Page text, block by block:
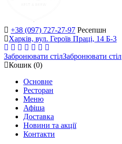
+38 (097) 727-27-97 Ресепшн
Харків, вул. Героїв Праці, 14 Б-3
Забронювати стілЗабронювати стіл
Кошик (0)
Основне
Ресторан
Меню
Афіша
Доставка
Новини та акції
Контакти